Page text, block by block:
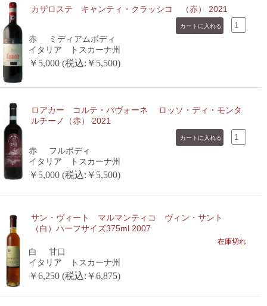
カザロステ キャンティ・クラッシコ （赤） 2021
赤
ミディアムボディ
イタリア トスカーナ州
￥5,000 (税込:￥5,500)
ロアカー コルテ・パヴォーネ ロッソ・ディ・モンタ
ルチーノ（赤） 2021
赤
フルボディ
イタリア トスカーナ州
￥5,000 (税込:￥5,500)
サン・ヴィート マルマンティコ ヴィン・サント
（白）ハーフサイズ375ml 2007
在庫切れ
白
甘口
イタリア トスカーナ州
￥6,250 (税込:￥6,875)